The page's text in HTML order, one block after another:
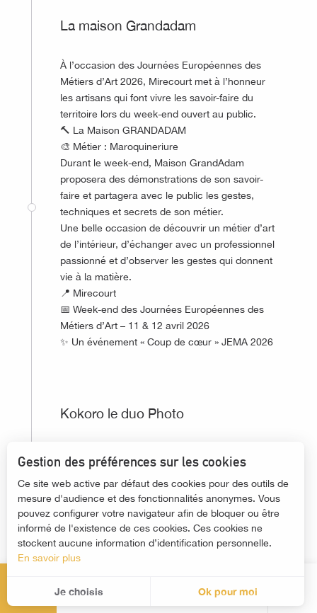
La maison Grandadam
À l’occasion des Journées Européennes des
Métiers d’Art 2026, Mirecourt met à l’honneur
les artisans qui font vivre les savoir-faire du
territoire lors du week-end ouvert au public.
🔨 La Maison GRANDADAM
🎨 Métier : Maroquineriure
Durant le week-end, Maison GrandAdam
proposera des démonstrations de son savoir-
faire et partagera avec le public les gestes,
techniques et secrets de son métier.
Une belle occasion de découvrir un métier d’art
de l’intérieur, d’échanger avec un professionnel
passionné et d’observer les gestes qui donnent
vie à la matière.
📍 Mirecourt
📅 Week-end des Journées Européennes des
Métiers d’Art – 11 & 12 avril 2026
✨ Un événement « Coup de cœur » JEMA 2026
Kokoro le duo Photo
Métiers d’Art 2026, Mirecourt met à l’honneur
les artisans qui font vivre les savoir-faire du
territoire lors du week-end ouvert au public.
🔨 Kokoro le duo photo
🎨 Métier : photographe
Durant le week-end, les photographies de luthier
réalisées par Bruno Aprile-Gniset seront
Une belle occasion de découvrir un métier d’art
Gestion des préférences sur les cookies
Ce site web active par défaut des cookies pour des outils de
mesure d'audience et des fonctionnalités anonymes. Vous
pouvez configurer votre navigateur afin de bloquer ou être
informé de l'existence de ces cookies. Ces cookies ne
stockent aucune information d’identification personnelle.
En savoir plus
Je choisis Ok pour moi